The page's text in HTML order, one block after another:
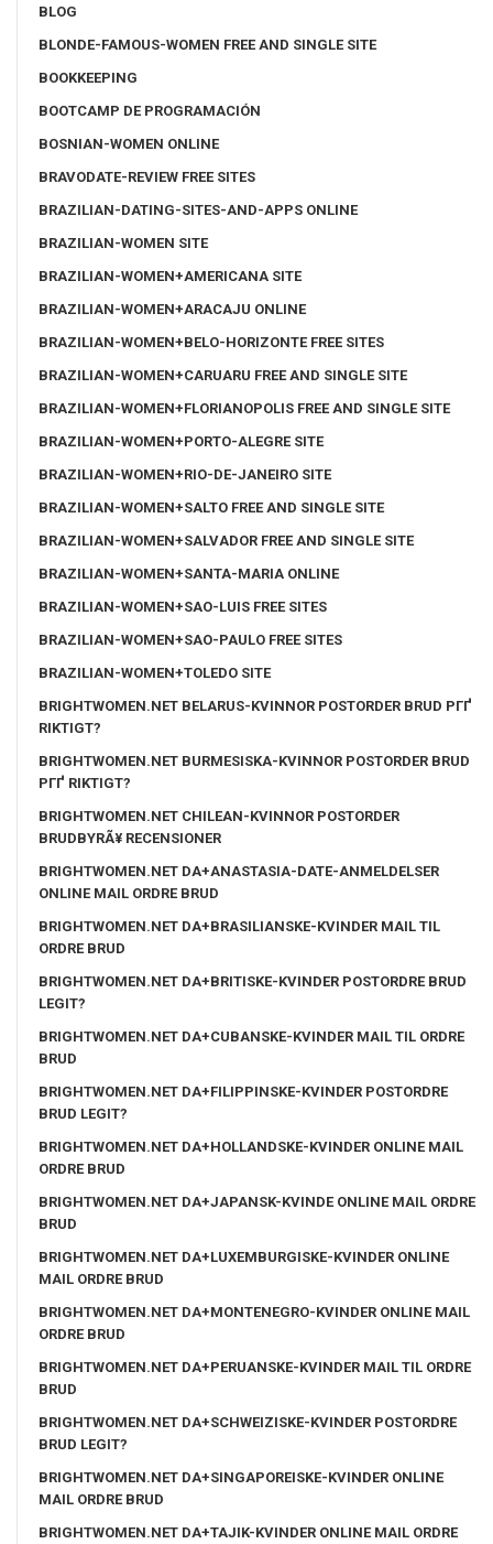
BLOG
BLONDE-FAMOUS-WOMEN FREE AND SINGLE SITE
BOOKKEEPING
BOOTCAMP DE PROGRAMACIÓN
BOSNIAN-WOMEN ONLINE
BRAVODATE-REVIEW FREE SITES
BRAZILIAN-DATING-SITES-AND-APPS ONLINE
BRAZILIAN-WOMEN SITE
BRAZILIAN-WOMEN+AMERICANA SITE
BRAZILIAN-WOMEN+ARACAJU ONLINE
BRAZILIAN-WOMEN+BELO-HORIZONTE FREE SITES
BRAZILIAN-WOMEN+CARUARU FREE AND SINGLE SITE
BRAZILIAN-WOMEN+FLORIANOPOLIS FREE AND SINGLE SITE
BRAZILIAN-WOMEN+PORTO-ALEGRE SITE
BRAZILIAN-WOMEN+RIO-DE-JANEIRO SITE
BRAZILIAN-WOMEN+SALTO FREE AND SINGLE SITE
BRAZILIAN-WOMEN+SALVADOR FREE AND SINGLE SITE
BRAZILIAN-WOMEN+SANTA-MARIA ONLINE
BRAZILIAN-WOMEN+SAO-LUIS FREE SITES
BRAZILIAN-WOMEN+SAO-PAULO FREE SITES
BRAZILIAN-WOMEN+TOLEDO SITE
BRIGHTWOMEN.NET BELARUS-KVINNOR POSTORDER BRUD PГҐ
RIKTIGT?
BRIGHTWOMEN.NET BURMESISKA-KVINNOR POSTORDER BRUD
PГҐ RIKTIGT?
BRIGHTWOMEN.NET CHILEAN-KVINNOR POSTORDER
BRUDBYRÃ¥ RECENSIONER
BRIGHTWOMEN.NET DA+ANASTASIA-DATE-ANMELDELSER
ONLINE MAIL ORDRE BRUD
BRIGHTWOMEN.NET DA+BRASILIANSKE-KVINDER MAIL TIL
ORDRE BRUD
BRIGHTWOMEN.NET DA+BRITISKE-KVINDER POSTORDRE BRUD
LEGIT?
BRIGHTWOMEN.NET DA+CUBANSKE-KVINDER MAIL TIL ORDRE
BRUD
BRIGHTWOMEN.NET DA+FILIPPINSKE-KVINDER POSTORDRE
BRUD LEGIT?
BRIGHTWOMEN.NET DA+HOLLANDSKE-KVINDER ONLINE MAIL
ORDRE BRUD
BRIGHTWOMEN.NET DA+JAPANSK-KVINDE ONLINE MAIL ORDRE
BRUD
BRIGHTWOMEN.NET DA+LUXEMBURGISKE-KVINDER ONLINE
MAIL ORDRE BRUD
BRIGHTWOMEN.NET DA+MONTENEGRO-KVINDER ONLINE MAIL
ORDRE BRUD
BRIGHTWOMEN.NET DA+PERUANSKE-KVINDER MAIL TIL ORDRE
BRUD
BRIGHTWOMEN.NET DA+SCHWEIZISKE-KVINDER POSTORDRE
BRUD LEGIT?
BRIGHTWOMEN.NET DA+SINGAPOREISKE-KVINDER ONLINE
MAIL ORDRE BRUD
BRIGHTWOMEN.NET DA+TAJIK-KVINDER ONLINE MAIL ORDRE